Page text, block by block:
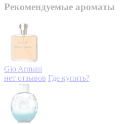
Рекомендуемые ароматы
Gio Armani
нет отзывов Где купить?